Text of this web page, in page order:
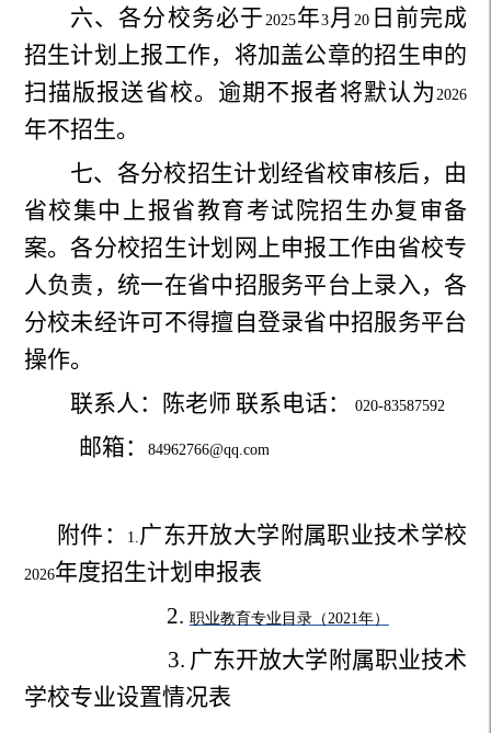
六、各分校务必于 2025年3月20 日前完成
招生计划上报工作，将加盖公章的招生申的
扫描版报送省校。逾期不报者将默认为2026
年不招生。
七、各分校招生计划经省校审核后，由
省校集中上报省教育考试院招生办复审备
案。各分校招生计划网上申报工作由省校专
人负责，统一在省中招服务平台上录入，各
分校未经许可不得擅自登录省中招服务平台
操作。
联系人：陈老师 联系电话： 020-83587592
邮箱： 84962766@qq.com
附件： 1. 广东开放大学附属职业技术学校
2026年度招生计划申报表
2. 职业教育专业目录（2021年）
3. 广东开放大学附属职业技术
学校专业设置情况表